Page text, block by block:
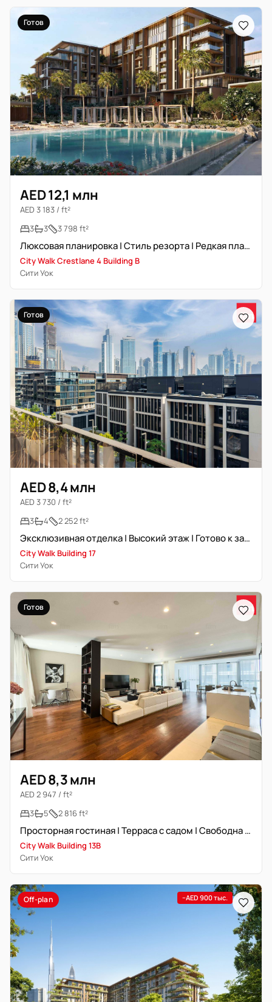
Готов
AED 12,1 млн
AED 3 183 / ft²
3
3 3 798 ft²
Люксовая планировка | Стиль резорта | Редкая планировка
City Walk Crestlane 4 Building B
Сити Уок
Готов
AED 8,4 млн
AED 3 730 / ft²
3
4 2 252 ft²
Эксклюзивная отделка | Высокий этаж | Готово к заселению
City Walk Building 17
Сити Уок
Готов
AED 8,3 млн
AED 2 947 / ft²
3
5 2 816 ft²
Просторная гостиная | Терраса с садом | Свободна в ближайшее время
City Walk Building 13B
Сити Уок
Off-plan −AED 900 тыс.